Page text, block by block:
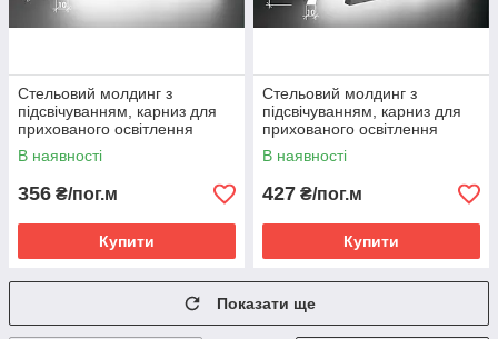
Стельовий молдинг з
підсвічуванням, карниз для
прихованого освітлення
Тс-21
В наявності
356 ₴/пог.м
Купити
Стельовий молдинг з
підсвічуванням, карниз для
прихованого освітлення
Тс-22
В наявності
427 ₴/пог.м
Купити
Показати ще